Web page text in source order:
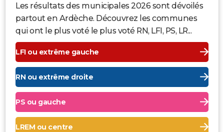
Les résultats des municipales 2026 sont dévoilés
partout en Ardèche. Découvrez les communes
qui ont le plus voté le plus voté RN, LFI, PS, LR...
LFI ou extrême gauche
RN ou extrême droite
PS ou gauche
LREM ou centre